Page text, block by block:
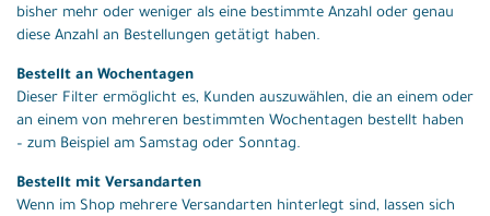
bisher mehr oder weniger als eine bestimmte Anzahl oder genau
diese Anzahl an Bestellungen getätigt haben.
Bestellt an Wochentagen
Dieser Filter ermöglicht es, Kunden auszuwählen, die an einem oder
an einem von mehreren bestimmten Wochentagen bestellt haben
– zum Beispiel am Samstag oder Sonntag.
Bestellt mit Versandarten
Wenn im Shop mehrere Versandarten hinterlegt sind, lassen sich